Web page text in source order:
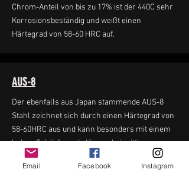
Chrom-Anteil von bis zu 17% ist der 440C sehr
Korrosionsbeständig und weißt einen
Härtegrad von 58-60 HRC auf.
AUS-8
Der ebenfalls aus Japan stammende AUS-8
Stahl zeichnet sich durch einen Härtegrad von
58-60HRC aus und kann besonders mit einem
hohen Schärfegrad glänzen bei mittlerer
Beständigkeit. Die Klinge lässt sich relativ
leicht schärfen.
Email Facebook Instagram